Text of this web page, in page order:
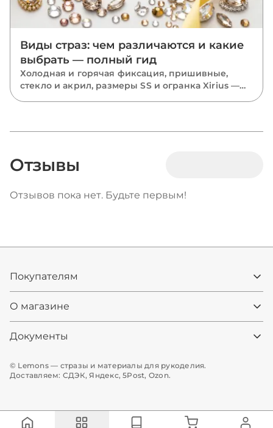
Виды страз: чем различаются и какие
выбрать — полный гид
Холодная и горячая фиксация, пришивные,
стекло и акрил, размеры SS и огранка Xirius —
Отзывы
Отзывов пока нет. Будьте первым!
Покупателям
О магазине
Документы
© Lemons — стразы и материалы для рукоделия.
Доставляем: СДЭК, Яндекс, 5Post, Ozon.